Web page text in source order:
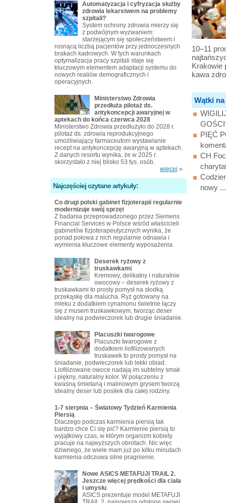
10–11
Krakowie
kawa
Wątki
PIĘĆ
CH
nowy ...
Automatyzacja i cyfryzacja służby
zdrowia lekarstwem na problemy
szpitali?
System ochrony zdrowia mierzy się
z podwójnym wyzwaniem:
starzejącym się społeczeństwem i
rosnącą liczbą pacjentów przy jednoczesnych
brakach kadrowych. W tych warunkach
optymalizacja pracy szpitali staje się
kluczowym elementem adaptacji systemu do
nowych realiów demograficznych i
operacyjnych.
Ministerstwo Zdrowia
przedłuża pilotaż ds.
antykoncepcji awaryjnej w
aptekach do końca czerwca 2028
Ministerstwo Zdrowia przedłużyło do 2028 r.
pilotaż ds. zdrowia reprodukcyjnego
umożliwiający farmaceutom wystawianie
recept na antykoncepcję awaryjną w aptekach.
Z danych resortu wynika, że w 2025 r.
skorzystało z niej blisko 53 tys. osób.
więcej »
Najczęściej czytane artykuły:
Co drugi polski gabinet fizjoterapii regularnie
modernizuje swój sprzęt
Z badania przeprowadzonego przez Siemens
Financial Services w Polsce wśród właścicieli
gabinetów fizjoterapeutycznych wynika, że
ponad połowa z nich regularnie odnawia i
wymienia kluczowe elementy wyposażenia.
Deserek ryżowy z
truskawkami
Kremowy, delikatny i naturalnie
owocowy – deserek ryżowy z
truskawkami to prosty pomysł na słodką
przekąskę dla malucha. Ryż gotowany na
mleku z dodatkiem cynamonu świetnie łączy
się z musem truskawkowym, tworząc deser
idealny na podwieczorek lub drugie śniadanie.
Placuszki twarogowe
Placuszki twarogowe z
dodatkiem liofilizowanych
truskawek to prosty pomysł na
śniadanie, podwieczorek lub lekki obiad.
Liofilizowane owoce nadają im subtelny smak
i piękny, naturalny kolor. W połączeniu z
kwaśną śmietaną i malinowym grysem tworzą
idealny deser lub posiłek dla całej rodziny.
1-7 sierpnia – Światowy Tydzień Karmienia
Piersią
Dlaczego podczas karmienia piersią tak
bardzo chce Ci się pić? Karmienie piersią to
wyjątkowy czas, w którym organizm kobiety
pracuje na najwyższych obrotach. Nic więc
dziwnego, że wiele mam już po kilku minutach
karmienia odczuwa silne pragnienie.
Nowe ASICS METAFUJI TRAIL 2.
Jeszcze więcej prędkości dla ciała
i umysłu
ASICS prezentuje model METAFUJI